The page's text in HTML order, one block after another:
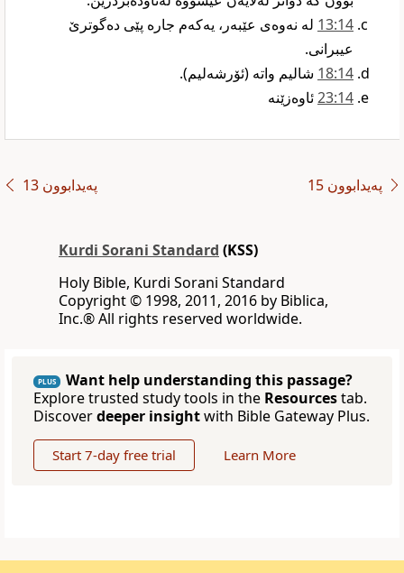
14‏:13
لە نەوەی عێبەر، یەکەم جارە پێی دەگوترێ
عیبرانی.‏
14‏:18
شالیم واتە (ئۆرشەلیم).‏
14‏:23
ئاوەزێنە‏
پەیدابوون 13 پەیدابوون 15
Kurdi Sorani Standard (KSS)
Holy Bible, Kurdi Sorani Standard
‪Copyright © 1998, 2011, 2016 by Biblica,
Inc‎.‎®‎‎ ‪All rights reserved worldwide‎.
PLUS
Want help understanding this passage?
Explore trusted study tools in the Resourcestab.
Discoverdeeper insightwith Bible Gateway Plus.
Start 7-day free trial Learn More